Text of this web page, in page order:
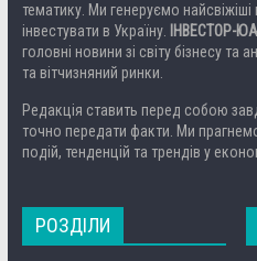
тематику. Ми генеруємо
інвестувати в Україну.
ІНВЕСТОР-
головні новини зі світу бізнесу та
та вітчизняний ринки.
Редакція ставить перед собою
точно передати факти. Ми прагнемо
подій, тенденцій та трендів у
РОЗДІЛИ